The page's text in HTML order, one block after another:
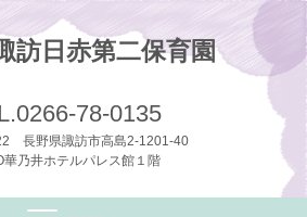
訪日赤第二保育園
78-0135
長野県諏訪市高島2-1201-40
華乃井ホテルパレス館１階